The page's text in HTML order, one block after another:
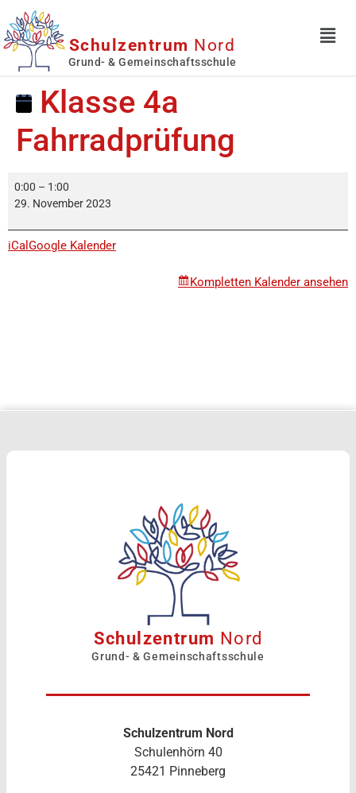
Schulzentrum Nord
Grund- & Gemeinschaftsschule
Klasse 4a
Fahrradprüfung
0:00 – 1:00
29. November 2023
iCal Google Kalender
Kompletten Kalender ansehen
Schulzentrum Nord
Grund- & Gemeinschaftsschule
Schulzentrum Nord
Schulenhörn 40
25421 Pinneberg